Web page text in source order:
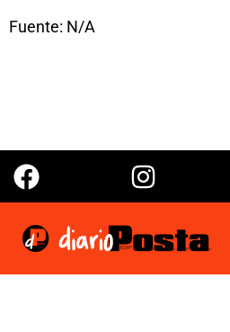
Fuente: N/A